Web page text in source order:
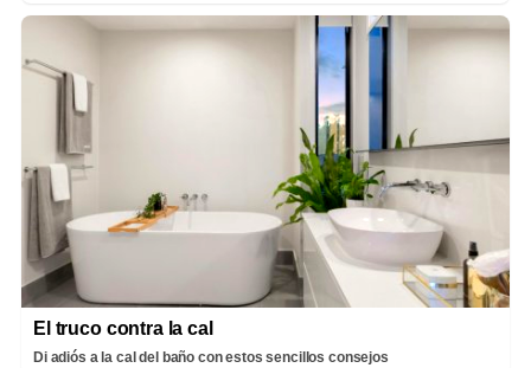
El truco contra la cal
Di adiós a la cal del baño con estos sencillos consejos